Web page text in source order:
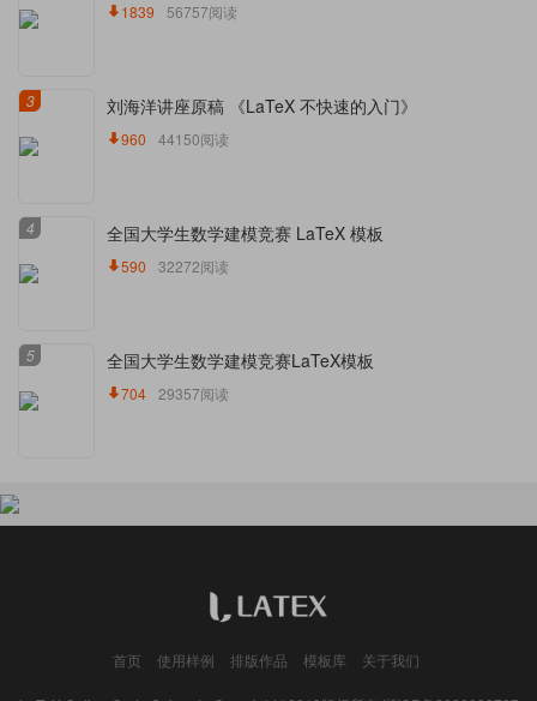
1839 56757阅读
3 刘海洋讲座原稿 《LaTeX 不快速的入门》
960 44150阅读
4 全国大学生数学建模竞赛 LaTeX 模板
590 32272阅读
5 全国大学生数学建模竞赛LaTeX模板
704 29357阅读
首页 使用样例 排版作品 模板库 关于我们